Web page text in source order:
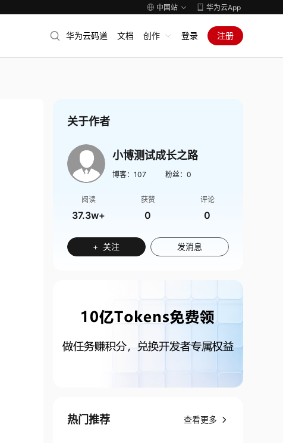
中国站 华为云App
华为云码道 文档 创作 登录 注册
关于作者
小博测试成长之路
博客： 107 粉丝： 0
阅读
37.3w+
获赞
0
评论
0
+ 关注 发消息
热门推荐 查看更多